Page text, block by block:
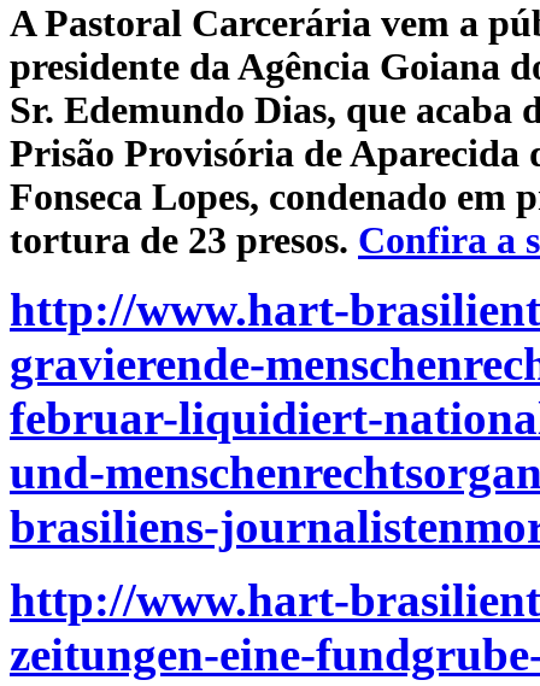
A Pastoral Carcerária vem a
presidente da Agência Goiana
Sr. Edemundo Dias, que acaba
Prisão Provisória de Aparecida
Fonseca Lopes, condenado
tortura de 23 presos. Confira a
http://www.hart-
gravierende-
februar-liquidiert-
und-
brasiliens-
http://www.hart-
zeitungen-eine-